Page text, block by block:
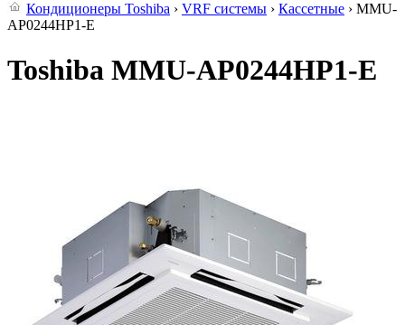
Кондиционеры Toshiba › VRF системы › Кассетные › MMU-
AP0244HP1-E
Toshiba MMU-AP0244HP1-E